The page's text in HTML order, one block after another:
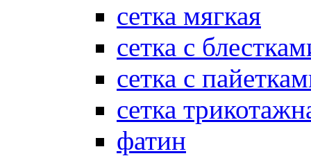
сетка мягкая
сетка с
сетка с
сетка
фатин